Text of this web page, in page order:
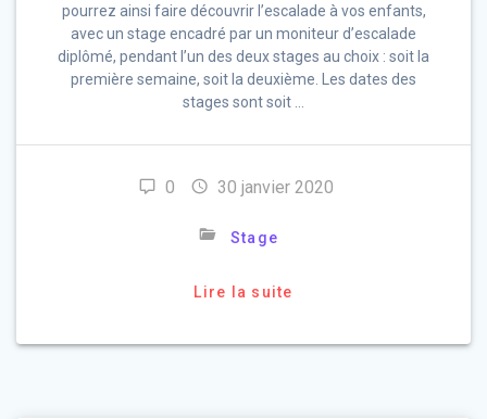
pourrez ainsi faire découvrir l’escalade à vos enfants,
avec un stage encadré par un moniteur d’escalade
diplômé, pendant l’un des deux stages au choix : soit la
première semaine, soit la deuxième. Les dates des
stages sont soit …
0 30 janvier 2020
Stage
Lire la suite